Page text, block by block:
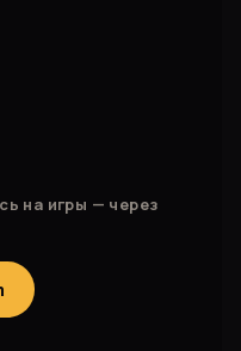
на игры — через